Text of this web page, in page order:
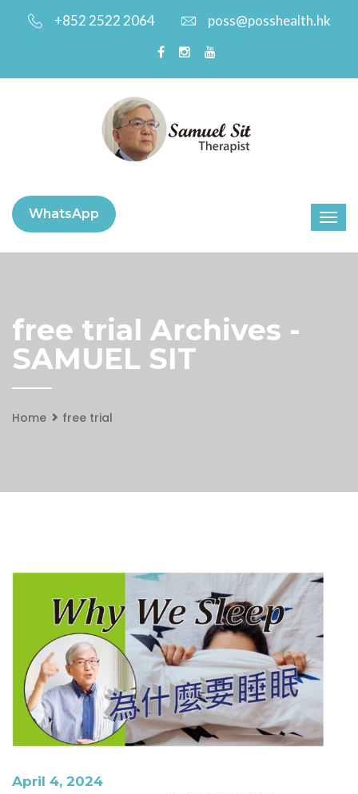
+852 2522 2064 poss@posshealth.hk
WhatsApp
free trial Archives -
SAMUEL SIT
Home free trial
April 4, 2024